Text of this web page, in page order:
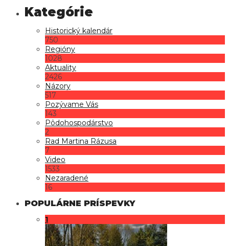
Historický kalendár
750
Regióny
1028
Aktuality
2426
Názory
517
Pozývame Vás
143
Pôdohospodárstvo
2
Rad Martina Rázusa
7
Video
1533
Nezaradené
16
POPULÁRNE PRÍSPEVKY
1